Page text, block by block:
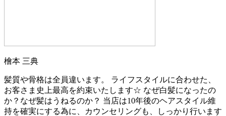
檜本 三典
髪質や骨格は全員違います。 ライフスタイルに合わせた、
お客さま史上最高を約束いたします☆ なぜ白髪になったの
か？なぜ髪はうねるのか？ 当店は10年後のヘアスタイル維
持を確実にする為に、カウンセリングも、しっかり行います